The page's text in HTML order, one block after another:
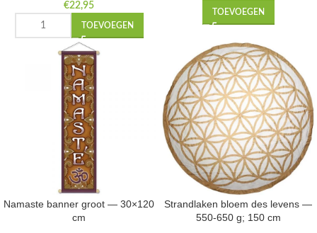
€22,95
TOEVOEGEN
TOEVOEGEN
Namaste banner groot — 30×120
cm
Strandlaken bloem des levens —
550-650 g; 150 cm